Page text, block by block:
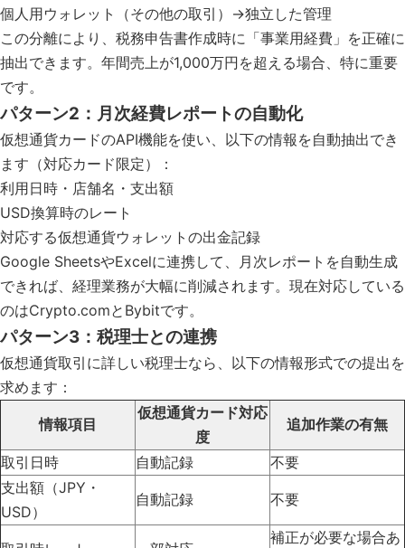
個人用ウォレット（その他の取引）→独立した管理
この分離により、税務申告書作成時に「事業用経費」を正確に
抽出できます。年間売上が1,000万円を超える場合、特に重要
です。
パターン2：月次経費レポートの自動化
仮想通貨カードのAPI機能を使い、以下の情報を自動抽出でき
ます（対応カード限定）：
利用日時・店舗名・支出額
USD換算時のレート
対応する仮想通貨ウォレットの出金記録
Google SheetsやExcelに連携して、月次レポートを自動生成
できれば、経理業務が大幅に削減されます。現在対応している
のはCrypto.comとBybitです。
パターン3：税理士との連携
仮想通貨取引に詳しい税理士なら、以下の情報形式での提出を
求めます：
情報項目
仮想通貨カード対応
度
追加作業の有無
取引日時 自動記録
不要
支出額（JPY・
USD）
自動記録 不要
補正が必要な場合あ